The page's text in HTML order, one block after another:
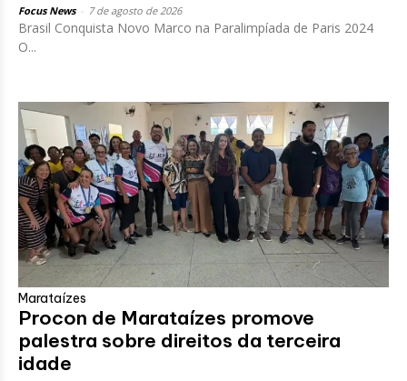
Focus News 7 de agosto de 2026
Brasil Conquista Novo Marco na Paralimpíada de Paris 2024
O...
Marataízes
Procon de Marataízes promove
palestra sobre direitos da terceira
idade